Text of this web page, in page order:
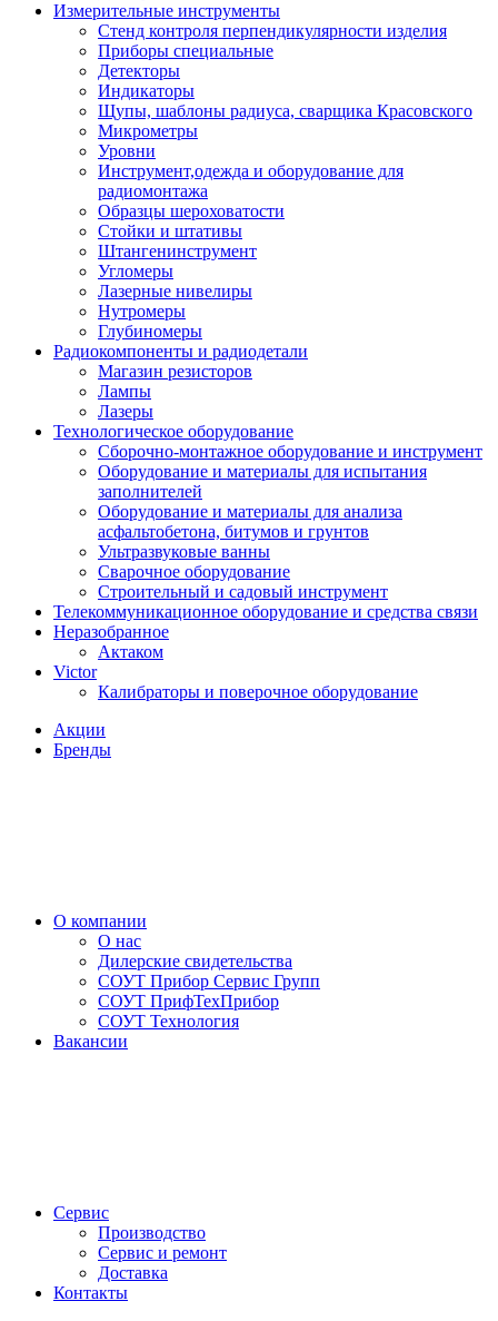
Измерительные инструменты
Стенд контроля перпендикулярности изделия
Приборы специальные
Детекторы
Индикаторы
Щупы, шаблоны радиуса, сварщика Красовского
Микрометры
Уровни
Инструмент,одежда и оборудование для
радиомонтажа
Образцы шероховатости
Стойки и штативы
Штангенинструмент
Угломеры
Лазерные нивелиры
Нутромеры
Глубиномеры
Радиокомпоненты и радиодетали
Магазин резисторов
Лампы
Лазеры
Технологическое оборудование
Сборочно-монтажное оборудование и инструмент
Оборудование и материалы для испытания
заполнителей
Оборудование и материалы для анализа
асфальтобетона, битумов и грунтов
Ультразвуковые ванны
Сварочное оборудование
Строительный и садовый инструмент
Телекоммуникационное оборудование и средства связи
Неразобранное
Актаком
Victor
Калибраторы и поверочное оборудование
Акции
Бренды
О компании
О нас
Дилерские свидетельства
СОУТ Прибор Сервис Групп
СОУТ ПрифТехПрибор
СОУТ Технология
Вакансии
Сервис
Производство
Сервис и ремонт
Доставка
Контакты